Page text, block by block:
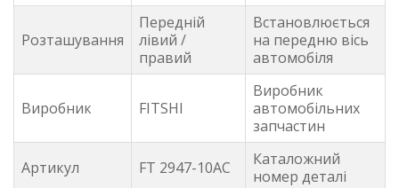
Розташування
Передній
лівий /
правий
Встановлюється
на передню вісь
автомобіля
Виробник FITSHI
Виробник
автомобільних
запчастин
Артикул FT 2947-10AC
Каталожний
номер деталі